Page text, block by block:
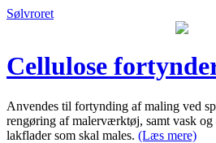
Sølvroret
Cellulose
Anvendes til fortynding af maling ved
rengøring af malerværktøj, samt vask
lakflader som skal males. (Læs mere)